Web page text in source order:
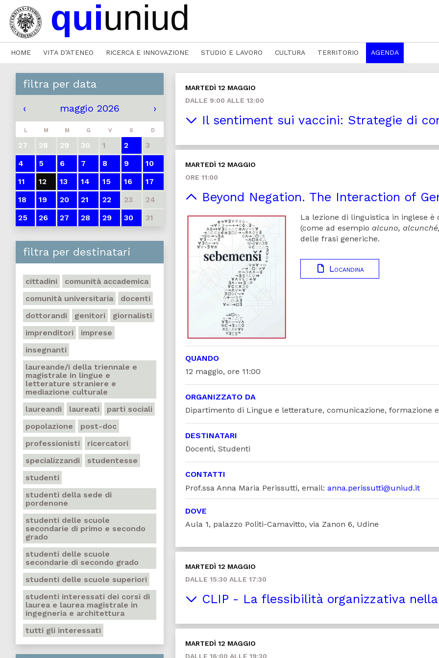
HOME VITA D’ATENEO RICERCA E INNOVAZIONE STUDIO E LAVORO CULTURA TERRITORIO AGENDA
filtra per data
‹ maggio 2026 ›
L M M G V S D
27 28 29 30 1 2
3
4
5 6 7 8 9
10
11
12 13 14 15 16
17
18
19 20 21 22 23
24
25
26 27 28 29 30 31
filtra per destinatari
cittadini
comunità accademica
comunità universitaria
docenti
dottorandi
genitori
giornalisti
imprenditori
imprese
insegnanti
laureande/i della triennale e
magistrale in lingue e
letterature straniere e
mediazione culturale
laureandi
laureati
parti sociali
popolazione
post-doc
professionisti
ricercatori
specializzandi
studentesse
studenti
studenti della sede di
pordenone
studenti delle scuole
secondarie di primo e secondo
grado
studenti delle scuole
secondarie di secondo grado
studenti delle scuole superiori
studenti interessati dei corsi di
laurea e laurea magistrale in
ingegneria e architettura
tutti gli interessati
MARTEDÌ 12 MAGGIO
DALLE 9:00 ALLE 13:00
Il sentiment sui vaccini: Strategie di
MARTEDÌ 12 MAGGIO
ORE 11:00
Beyond Negation. The Interaction of
La lezione di linguistica in inglese è
(come ad esempio alcuno,
delle frasi generiche.
Locandina
QUANDO
12 maggio, ore 11:00
ORGANIZZATO DA
Dipartimento di Lingue e letterature, comunicazione, formazione
DESTINATARI
Docenti, Studenti
CONTATTI
Prof.ssa Anna Maria Perissutti, email: anna.perissutti@uniud.it
DOVE
Aula 1, palazzo Politi-Camavitto, via Zanon 6, Udine
MARTEDÌ 12 MAGGIO
DALLE 15:30 ALLE 17:30
CLIP - La flessibilità organizzativa nella
MARTEDÌ 12 MAGGIO
DALLE 16:00 ALLE 19:30